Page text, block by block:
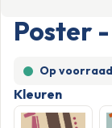
Poster
Op
Kleuren